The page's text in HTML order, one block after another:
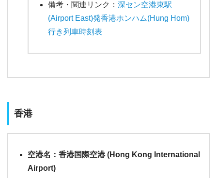
備考・関連リンク： 深セン空港東駅
(Airport East)発香港ホンハム(Hung Hom)
行き列車時刻表
香港
空港名：香港国際空港 (Hong Kong International
Airport)